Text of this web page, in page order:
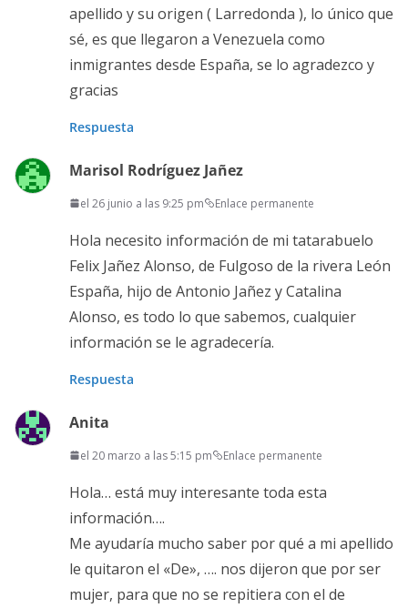
apellido y su origen ( Larredonda ), lo único que
sé, es que llegaron a Venezuela como
inmigrantes desde España, se lo agradezco y
gracias
Respuesta
Marisol Rodríguez Jañez
el 26 junio a las 9:25 pm Enlace permanente
Hola necesito información de mi tatarabuelo
Felix Jañez Alonso, de Fulgoso de la rivera León
España, hijo de Antonio Jañez y Catalina
Alonso, es todo lo que sabemos, cualquier
información se le agradecería.
Respuesta
Anita
el 20 marzo a las 5:15 pm Enlace permanente
Hola… está muy interesante toda esta
información….
Me ayudaría mucho saber por qué a mi apellido
le quitaron el «De», …. nos dijeron que por ser
mujer, para que no se repitiera con el de